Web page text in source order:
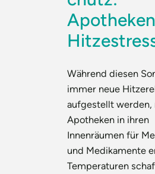
Während diesen
immer neue
aufgestellt werden,
Apotheken in ihren
Innenräumen für
und Medikamente
Temperaturen